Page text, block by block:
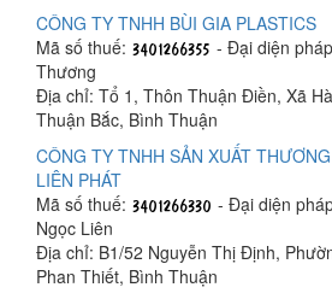
CÔNG TY TNHH BÙI GIA PLASTICS
Mã số thuế:
- Đại diện
Thương
Địa chỉ: Tổ 1, Thôn Thuận Điền, Xã
Thuận Bắc, Bình Thuận
CÔNG TY TNHH SẢN XUẤT
LIÊN PHÁT
Mã số thuế:
- Đại diện
Ngọc Liên
Địa chỉ: B1/52 Nguyễn Thị Định,
Phan Thiết, Bình Thuận